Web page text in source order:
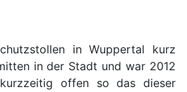
in Wuppertal kurz
in der Stadt und war 2012
offen so das dieser